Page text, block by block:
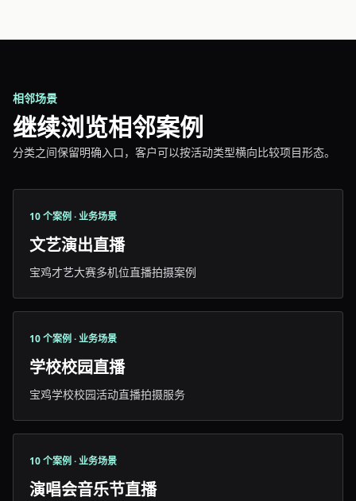
相邻场景
继续浏览相邻案例
分类之间保留明确入口，客户可以按活动类型横向比较项目形态。
10 个案例 · 业务场景
文艺演出直播
宝鸡才艺大赛多机位直播拍摄案例
10 个案例 · 业务场景
学校校园直播
宝鸡学校校园活动直播拍摄服务
10 个案例 · 业务场景
演唱会音乐节直播